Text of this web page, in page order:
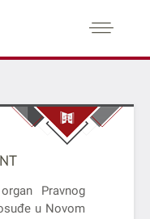
Pravnog
u Novom